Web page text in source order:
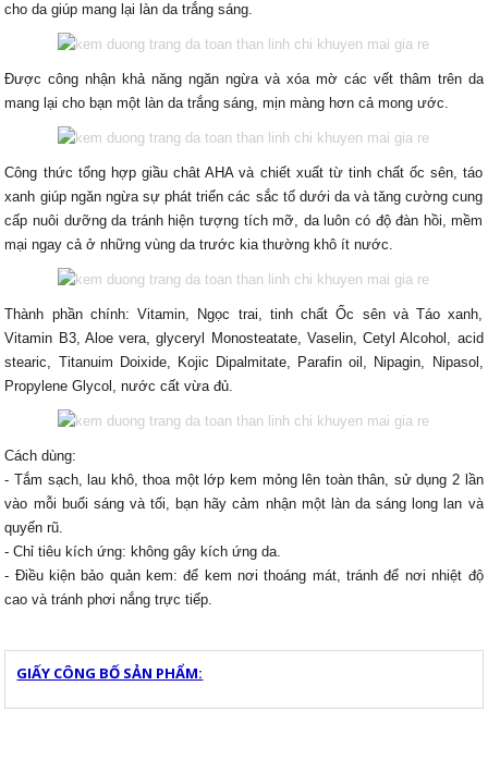
cho da giúp mang lại làn da trắng sáng.
Được công nhận khả năng ngăn ngừa và xóa mờ các vết thâm trên da
mang lại cho bạn một làn da trắng sáng, mịn màng hơn cả mong ước.
Công thức tổng hợp giầu chât AHA và chiết xuất từ tinh chất ốc sên, táo
xanh giúp ngăn ngừa sự phát triển các sắc tố dưới da và tăng cường cung
cấp nuôi dưỡng da tránh hiện tượng tích mỡ, da luôn có độ đàn hồi, mềm
mại ngay cả ở những vùng da trước kia thường khô ít nước.
Thành phần chính: Vitamin, Ngọc trai, tinh chất Ốc sên và Táo xanh,
Vitamin B3, Aloe vera, glyceryl Monosteatate, Vaselin, Cetyl Alcohol, acid
stearic, Titanuim Doixide, Kojic Dipalmitate, Parafin oil, Nipagin, Nipasol,
Propylene Glycol, nước cất vừa đủ.
Cách dùng:
- Tắm sạch, lau khô, thoa một lớp kem mỏng lên toàn thân, sử dụng 2 lần
vào mỗi buổi sáng và tối, bạn hãy cảm nhận một làn da sáng long lan và
quyến rũ.
- Chỉ tiêu kích ứng: không gây kích ứng da.
- Điều kiện bảo quản kem: để kem nơi thoáng mát, tránh để nơi nhiệt độ
cao và tránh phơi nắng trực tiếp.
GIẤY CÔNG BỐ SẢN PHẨM: